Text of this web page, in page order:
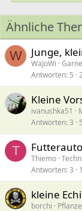
i
o
n
e
n
:
Ähnliche
W Junge,
WaJoWi
Antworten 5
Kleine
ivanushka51
Antworten 3
T
Thiemo
Antworten 3
kleine
borchi